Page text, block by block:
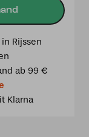
Rijssen
ab 99 €
Klarna